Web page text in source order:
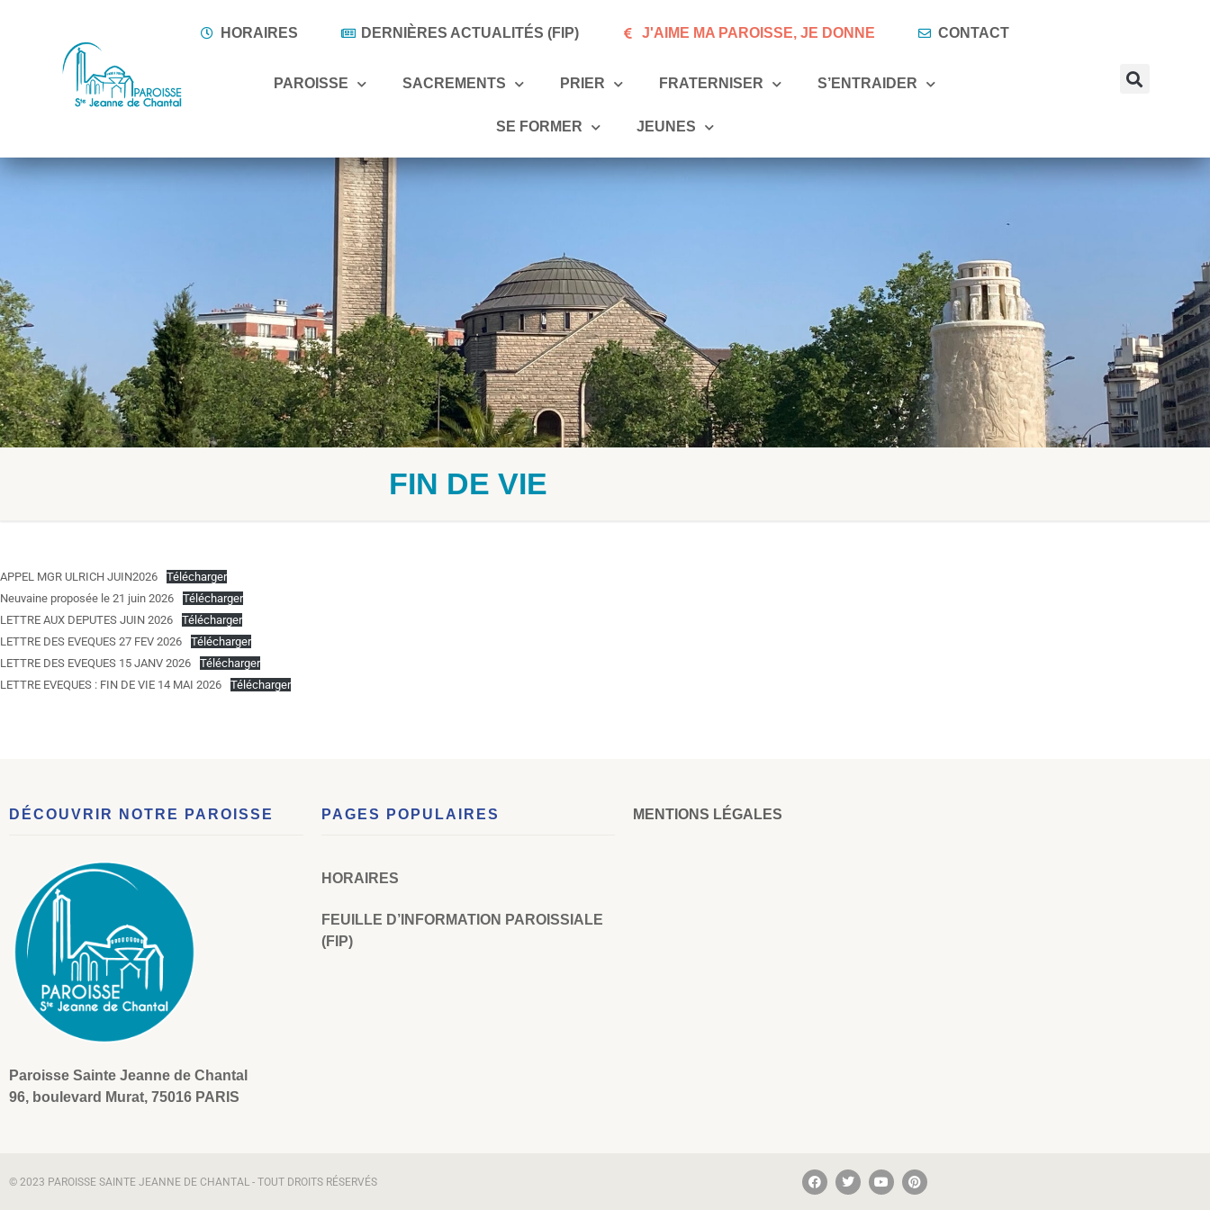
HORAIRES DERNIÈRES ACTUALITÉS (FIP) J'AIME MA PAROISSE, JE DONNE CONTACT
PAROISSE SACREMENTS PRIER FRATERNISER S’ENTRAIDER
SE FORMER JEUNES
FIN DE VIE
APPEL MGR ULRICH JUIN2026
Télécharger
Neuvaine proposée le 21 juin 2026
Télécharger
LETTRE AUX DEPUTES JUIN 2026
Télécharger
LETTRE DES EVEQUES 27 FEV 2026
Télécharger
LETTRE DES EVEQUES 15 JANV 2026
Télécharger
LETTRE EVEQUES : FIN DE VIE 14 MAI 2026
Télécharger
DÉCOUVRIR NOTRE PAROISSE
Paroisse Sainte Jeanne de Chantal
96, boulevard Murat, 75016 PARIS
PAGES POPULAIRES
HORAIRES
FEUILLE D’INFORMATION PAROISSIALE
(FIP)
MENTIONS LÉGALES
© 2023 PAROISSE SAINTE JEANNE DE CHANTAL - TOUT DROITS RÉSERVÉS